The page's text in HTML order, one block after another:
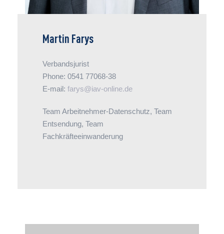
Martin Farys
Verbandsjurist
Phone: 0541 77068-38
E-mail: farys@iav-online.de
Team Arbeitnehmer-Datenschutz, Team
Entsendung, Team
Fachkräfteeinwanderung